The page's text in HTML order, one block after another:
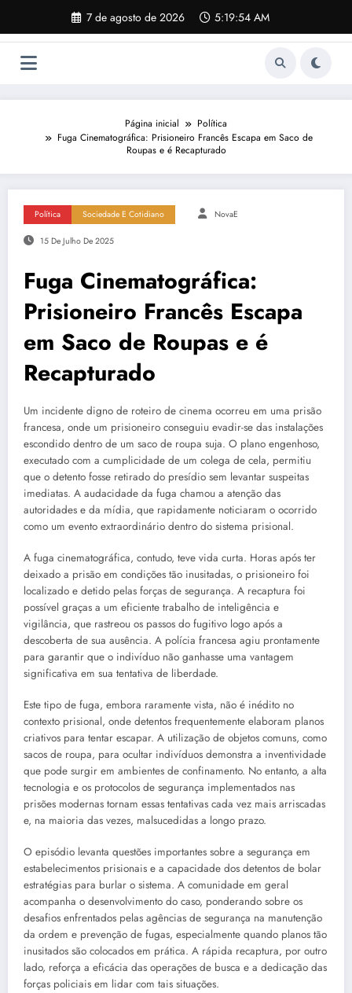
o
7 de agosto de 2026 5:19:55 AM
Página inicial
Política
Fuga Cinematográfica: Prisioneiro Francês Escapa em Saco de
Roupas e é Recapturado
Política Sociedade E Cotidiano NovaE
15 De Julho De 2025
Fuga Cinematográfica:
Prisioneiro Francês Escapa
em Saco de Roupas e é
Recapturado
Um incidente digno de roteiro de cinema ocorreu em uma prisão
francesa, onde um prisioneiro conseguiu evadir-se das instalações
escondido dentro de um saco de roupa suja. O plano engenhoso,
executado com a cumplicidade de um colega de cela, permitiu
que o detento fosse retirado do presídio sem levantar suspeitas
imediatas. A audacidade da fuga chamou a atenção das
autoridades e da mídia, que rapidamente noticiaram o ocorrido
como um evento extraordinário dentro do sistema prisional.
A fuga cinematográfica, contudo, teve vida curta. Horas após ter
deixado a prisão em condições tão inusitadas, o prisioneiro foi
localizado e detido pelas forças de segurança. A recaptura foi
possível graças a um eficiente trabalho de inteligência e
vigilância, que rastreou os passos do fugitivo logo após a
descoberta de sua ausência. A polícia francesa agiu prontamente
para garantir que o indivíduo não ganhasse uma vantagem
significativa em sua tentativa de liberdade.
Este tipo de fuga, embora raramente vista, não é inédito no
contexto prisional, onde detentos frequentemente elaboram planos
criativos para tentar escapar. A utilização de objetos comuns, como
sacos de roupa, para ocultar indivíduos demonstra a inventividade
que pode surgir em ambientes de confinamento. No entanto, a alta
tecnologia e os protocolos de segurança implementados nas
prisões modernas tornam essas tentativas cada vez mais arriscadas
e, na maioria das vezes, malsucedidas a longo prazo.
O episódio levanta questões importantes sobre a segurança em
estabelecimentos prisionais e a capacidade dos detentos de bolar
estratégias para burlar o sistema. A comunidade em geral
acompanha o desenvolvimento do caso, ponderando sobre os
desafios enfrentados pelas agências de segurança na manutenção
da ordem e prevenção de fugas, especialmente quando planos tão
inusitados são colocados em prática. A rápida recaptura, por outro
lado, reforça a eficácia das operações de busca e a dedicação das
forças policiais em lidar com tais situações.